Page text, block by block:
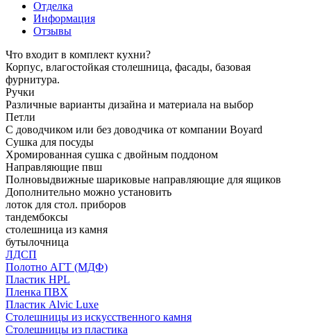
Отделка
Информация
Отзывы
Что входит в комплект кухни?
Корпус, влагостойкая столешница, фасады, базовая
фурнитура.
Ручки
Различные варианты дизайна и материала на выбор
Петли
С доводчиком или без доводчика от компании Boyard
Сушка для посуды
Хромированная сушка с двойным поддоном
Направляющие пвш
Полновыдвижные шариковые направляющие для ящиков
Дополнительно можно установить
лоток для стол. приборов
тандембоксы
столешница из камня
бутылочница
ЛДСП
Полотно АГТ (МДФ)
Пластик HPL
Пленка ПВХ
Пластик Alvic Luxe
Столешницы из искусственного камня
Столешницы из пластика